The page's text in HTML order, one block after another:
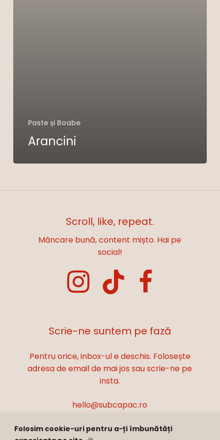
Folosim cookie-uri pentru a-ți îmbunătăți
Nu ai niciun produs în coș.
Paste și Boabe
Arancini
Scroll, like, repeat.
Mâncare bună, content mișto. Hai pe
social!
Scrie-ne suntem pe fază
Pentru orice, inbox-ul e deschis. Folosește
adresa de email de mai jos sau scrie-ne pe
insta.
hello@subcapac.ro